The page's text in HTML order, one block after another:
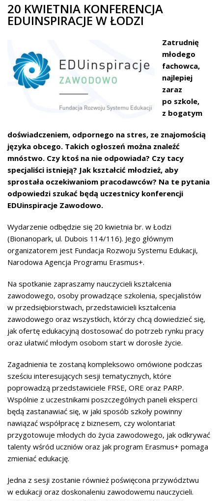
20 KWIETNIA KONFERENCJA
EDUINSPIRACJE W ŁODZI
Zatrudnię
młodego
fachowca,
najlepiej
zaraz
po szkole,
z bogatym
doświadczeniem, odpornego na stres, ze znajomością
języka obcego. Takich ogłoszeń można znaleźć
mnóstwo. Czy ktoś na nie odpowiada? Czy tacy
specjaliści istnieją? Jak kształcić młodzież, aby
sprostała oczekiwaniom pracodawców? Na te pytania
odpowiedzi szukać będą uczestnicy konferencji
EDUinspiracje Zawodowo.
Wydarzenie odbędzie się 20 kwietnia br. w Łodzi
(Bionanopark, ul. Dubois 114/116). Jego głównym
organizatorem jest Fundacja Rozwoju Systemu Edukacji,
Narodowa Agencja Programu Erasmus+.
Na spotkanie zapraszamy nauczycieli kształcenia
zawodowego, osoby prowadzące szkolenia, specjalistów
w przedsiębiorstwach, przedstawicieli kształcenia
zawodowego oraz wszystkich, którzy chcą dowiedzieć się,
jak ofertę edukacyjną dostosować do potrzeb rynku pracy
oraz ułatwić młodym osobom start w dorosłe życie.
Zagadnienia te zostaną kompleksowo omówione podczas
sześciu interesujących sesji tematycznych, które
poprowadzą przedstawiciele FRSE, ORE oraz PARP.
Wspólnie z uczestnikami poszczególnych paneli eksperci
będą zastanawiać się, w jaki sposób szkoły powinny
nawiązać współpracę z biznesem, czy wolontariat
przygotowuje młodych do życia zawodowego, jak odkrywać
talenty wśród uczniów oraz jak program Erasmus+ pomaga
zmieniać edukację.
Jedna z sesji zostanie również poświęcona przywództwu
w edukacji oraz doskonaleniu zawodowemu nauczycieli.